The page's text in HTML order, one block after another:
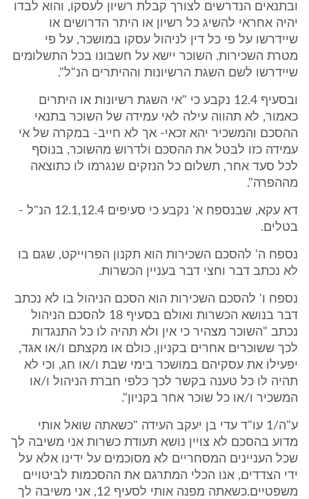
ובתנאים הנדרשים לצורך קבלת רשיון לעסקו, והוא לבדו
יהיה אחראי להשיג כל רשיון או היתר הדרושים או
שיידרשו על פי כל דין לניהול עסקו במושכר, על פי
מטרת השכירות. השוכר יישא על חשבונו בכל התשלומים
שיידרשו לשם השגת הרשיונות וההיתרים הנ"ל".
ובסעיף 12.4 נקבע כי "אי השגת רשיונות או היתרים
כאמור, לא תהווה עילה לאי עמידה של השוכר בתנאי
ההסכם והמשכיר יהא זכאי- אך לא חייב- במקרה של אי
עמידה כזו לבטל את ההסכם ולדרוש מהשוכר, בנוסף
לכל סעד אחר, תשלום כל הנזקים שנגרמו לו כתוצאה
מההפרה".
דא עקא, שבנספח א' נקבע כי סעיפים 12.1,12.4 הנ"ל -
בטלים.
נספח ה' להסכם השכירות הוא תקנון הפרוייקט, שגם בו
לא נכתב דבר וחצי דבר בעניין הכשרות.
נספח ו' להסכם השכירות הוא הסכם הניהול בו לא נכתב
דבר בנושא הכשרות ואולם בסעיף 18 להסכם הניהול
נכתב "השוכר מצהיר כי אין ולא תהיה לו כל התנגדות
לכך ששוכרים אחרים בקניון, כולם או מקצתם ו/או אגד,
יפעילו את עסקיהם במושכר בימי שבת ו/או חג, וכי לא
תהיה לו כל טענה בקשר לכך כלפי חברת הניהול ו/או
המשכיר ו/או כל שוכר אחר בקניון".
ע"ה/1 עו"ד עדי בן יעקב העידה "כשאתה שואל אותי
מדוע בהסכם לא צויין נושא תעודת כשרות אני משיבה לך
שכל העניינים המסחריים לא מסוכמים על ידינו אלא על
ידי הצדדים, אנו הכלי המתרגם את ההסכמות לביטויים
משפטיים.כשאתה מפנה אותי לסעיף 12, אני משיבה לך